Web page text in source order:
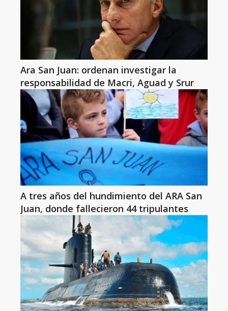
Ara San Juan: ordenan investigar la
responsabilidad de Macri, Aguad y Srur
A tres años del hundimiento del ARA San
Juan, donde fallecieron 44 tripulantes